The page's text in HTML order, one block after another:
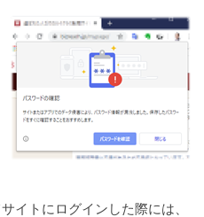
イトにログインした際には、